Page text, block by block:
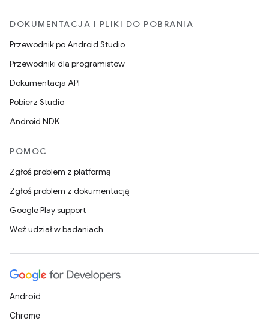
DOKUMENTACJA I PLIKI DO POBRANIA
Przewodnik po Android Studio
Przewodniki dla programistów
Dokumentacja API
Pobierz Studio
Android NDK
POMOC
Zgłoś problem z platformą
Zgłoś problem z dokumentacją
Google Play support
Weź udział w badaniach
Android
Chrome